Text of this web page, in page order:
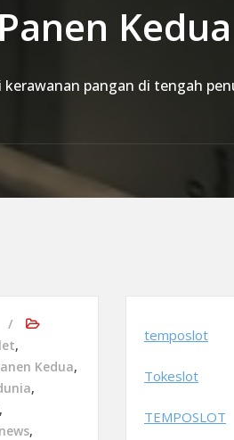
Kedua
pangan di tengah
,
Kedua,
,
,
,
temposlot
Tokeslot
TEMPOSLOT